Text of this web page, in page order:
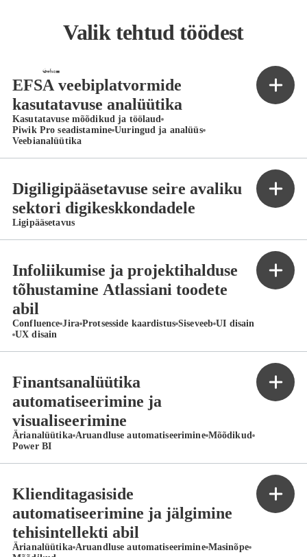
Valik tehtud töödest
EFSA veebiplatvormide
kasutatavuse analüütika
Kasutatavuse mõõdikud ja töölaud
Piwik Pro seadistamine Uuringud ja analüüs
Veebianalüütika
Digiligipääsetavuse seire avaliku
sektori digikeskkondadele
Ligipääsetavus
Infoliikumise ja projektihalduse
tõhustamine Atlassiani toodete
abil
Confluence Jira Protsesside kaardistus Siseveeb UI disain
UX disain
Finantsanalüütika
automatiseerimine ja
visualiseerimine
Ärianalüütika Aruandluse automatiseerimine Mõõdikud
Power BI
Klienditagasiside
automatiseerimine ja jälgimine
tehisintellekti abil
Ärianalüütika Aruandluse automatiseerimine Masinõpe